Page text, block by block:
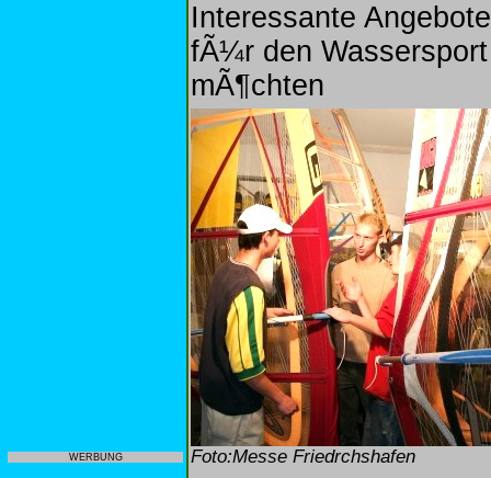
WERBUNG
Interessante
fÃ¼r den
mÃ¶chten
Foto:Messe Friedrchshafen